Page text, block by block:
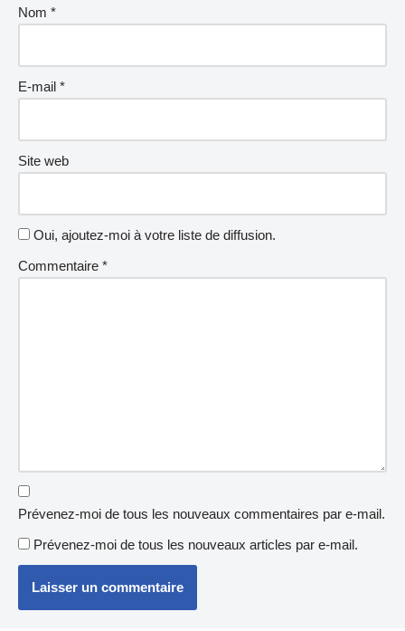
Nom *
E-mail *
Site web
Oui, ajoutez-moi à votre liste de diffusion.
Commentaire *
Prévenez-moi de tous les nouveaux commentaires par e-mail.
Prévenez-moi de tous les nouveaux articles par e-mail.